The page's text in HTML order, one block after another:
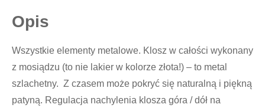
Opis
Wszystkie elementy metalowe. Klosz w całości wykonany
z mosiądzu (to nie lakier w kolorze złota!) – to metal
szlachetny. Z czasem może pokryć się naturalną i piękną
patyną. Regulacja nachylenia klosza góra / dół na